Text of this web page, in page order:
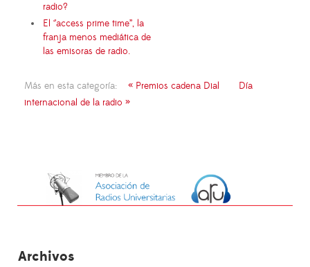
radio?
El ‘’access prime time’’, la
franja menos mediática de
las emisoras de radio.
Más en esta categoría: « Premios cadena Dial
Día
internacional de la radio »
Archivos